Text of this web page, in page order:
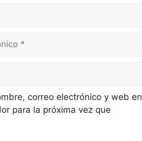
correo electrónico y web en
para la próxima vez que